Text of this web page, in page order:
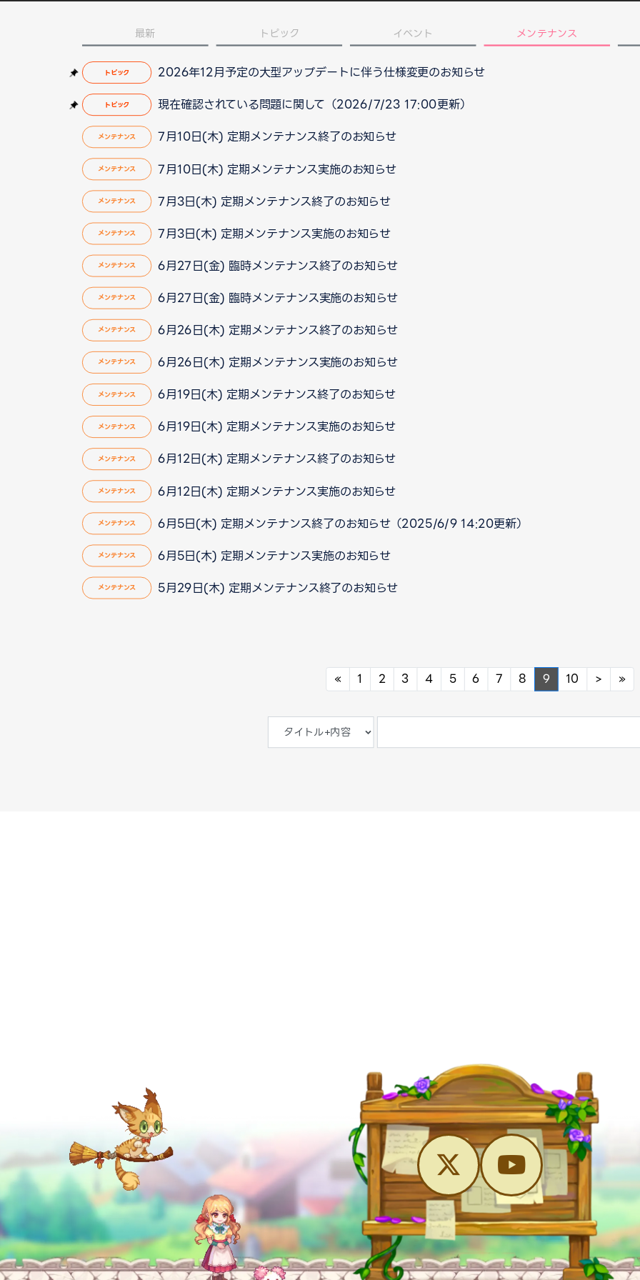
最新 トピック イベント メンテナンス
トピック 2026年12月予定の大型アップデートに伴う仕様変更のお知らせ
トピック 現在確認されている問題に関して（2026/7/23 17:00更新）
メンテナンス 7月10日(木) 定期メンテナンス終了のお知らせ
メンテナンス 7月10日(木) 定期メンテナンス実施のお知らせ
メンテナンス 7月3日(木) 定期メンテナンス終了のお知らせ
メンテナンス 7月3日(木) 定期メンテナンス実施のお知らせ
メンテナンス 6月27日(金) 臨時メンテナンス終了のお知らせ
メンテナンス 6月27日(金) 臨時メンテナンス実施のお知らせ
メンテナンス 6月26日(木) 定期メンテナンス終了のお知らせ
メンテナンス 6月26日(木) 定期メンテナンス実施のお知らせ
メンテナンス 6月19日(木) 定期メンテナンス終了のお知らせ
メンテナンス 6月19日(木) 定期メンテナンス実施のお知らせ
メンテナンス 6月12日(木) 定期メンテナンス終了のお知らせ
メンテナンス 6月12日(木) 定期メンテナンス実施のお知らせ
メンテナンス 6月5日(木) 定期メンテナンス終了のお知らせ（2025/6/9 14:20更新）
メンテナンス 6月5日(木) 定期メンテナンス実施のお知らせ
メンテナンス 5月29日(木) 定期メンテナンス終了のお知らせ
« Previous
1 2 3 4 5 6 7 8 9 10 > Next
»